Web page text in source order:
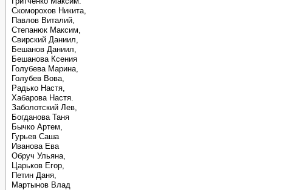
Скоморохов Никита,
Павлов Виталий,
Степанюк Максим,
Свирский Даниил,
Бешанов Даниил,
Бешанова Ксения
Голубева Марина,
Голубев Вова,
Радько Настя,
Хабарова Настя.
Заболотский Лев,
Богданова Таня
Бычко Артем,
Гурьев Саша
Иванова Ева
Обруч Ульяна,
Царьков Егор,
Петин Даня,
Мартынов Влад